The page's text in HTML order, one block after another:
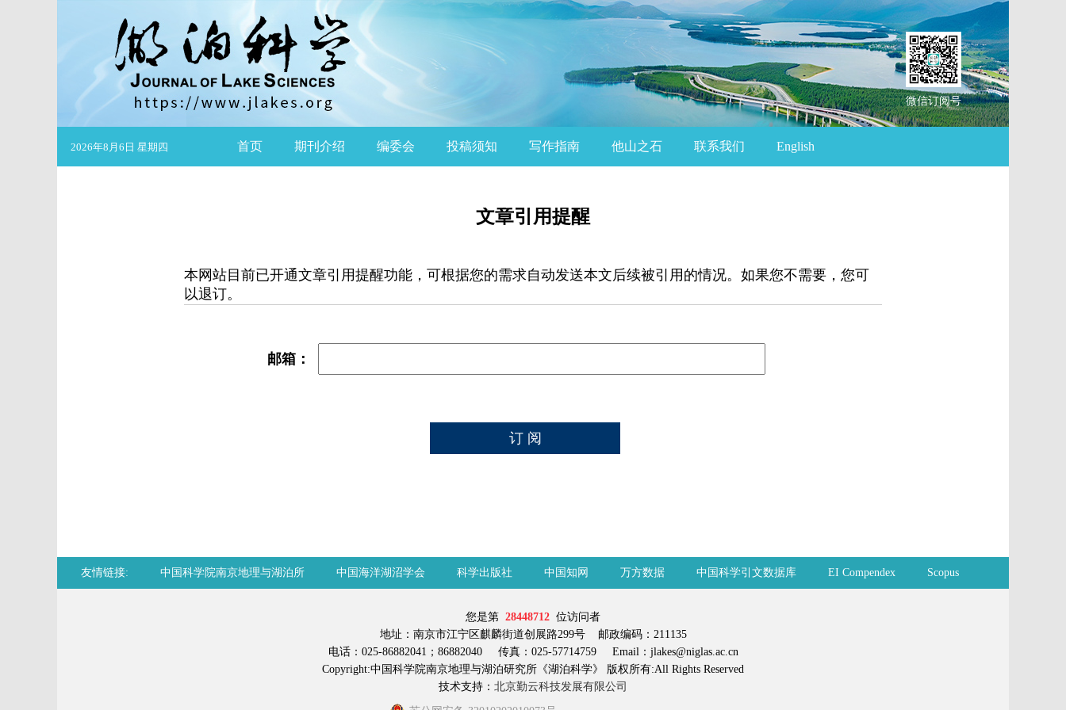
微信订阅号
2026年8月6日 星期四 首页 期刊介绍 编委会 投稿须知 写作指南 他山之石 联系我们 English
文章引用提醒
本网站目前已开通文章引用提醒功能，可根据您的需求自动发送本文后续被引用的情况。如果您不需要，您可
以退订。
邮箱：
友情链接: 中国科学院南京地理与湖泊所 中国海洋湖沼学会 科学出版社 中国知网 万方数据 中国科学引文数据库 EI Compendex Scopus
您是第 28448712 位访问者
地址：南京市江宁区麒麟街道创展路299号 邮政编码：211135
电话：025-86882041；86882040 传真：025-57714759 Email：jlakes@niglas.ac.cn
Copyright:中国科学院南京地理与湖泊研究所《湖泊科学》 版权所有:All Rights Reserved
技术支持： 北京勤云科技发展有限公司